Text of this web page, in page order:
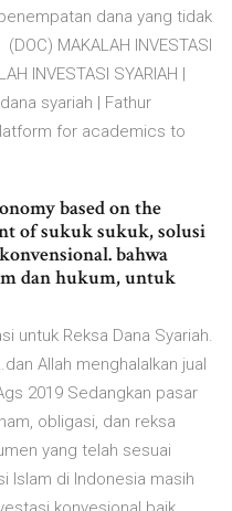
dana yang tidak
MAKALAH INVESTASI
INVESTASI SYARIAH |
syariah | Fathur
for academics to
based on the
of sukuk sukuk, solusi
bahwa
dan hukum, untuk
untuk Reksa Dana Syariah.
Allah menghalalkan jual
2019 Sedangkan pasar
obligasi, dan reksa
yang telah sesuai
Islam di Indonesia masih